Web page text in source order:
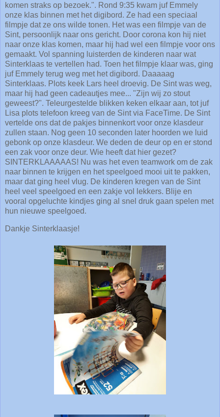
komen straks op bezoek.". Rond 9:35 kwam juf Emmely
onze klas binnen met het digibord. Ze had een speciaal
filmpje dat ze ons wilde tonen. Het was een filmpje van de
Sint, persoonlijk naar ons gericht. Door corona kon hij niet
naar onze klas komen, maar hij had wel een filmpje voor ons
gemaakt. Vol spanning luisterden de kinderen naar wat
Sinterklaas te vertellen had. Toen het filmpje klaar was, ging
juf Emmely terug weg met het digibord. Daaaaag
Sinterklaas. Plots keek Lars heel droevig. De Sint was weg,
maar hij had geen cadeautjes mee... "Zijn wij zo stout
geweest?". Teleurgestelde blikken keken elkaar aan, tot juf
Lisa plots telefoon kreeg van de Sint via FaceTime. De Sint
vertelde ons dat de pakjes binnenkort voor onze klasdeur
zullen staan. Nog geen 10 seconden later hoorden we luid
gebonk op onze klasdeur. We deden de deur op en er stond
een zak voor onze deur. Wie heeft dat hier gezet?
SINTERKLAAAAAS! Nu was het even teamwork om de zak
naar binnen te krijgen en het speelgoed mooi uit te pakken,
maar dat ging heel vlug. De kinderen kregen van de Sint
heel veel speelgoed en een zakje vol lekkers. Blije en
vooral opgeluchte kindjes ging al snel druk gaan spelen met
hun nieuwe speelgoed.
Dankje Sinterklaasje!